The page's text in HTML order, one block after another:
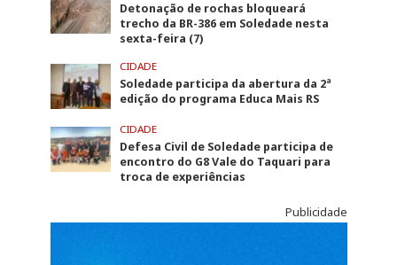
Detonação de rochas bloqueará
trecho da BR-386 em Soledade nesta
sexta-feira (7)
CIDADE
Soledade participa da abertura da 2ª
edição do programa Educa Mais RS
CIDADE
Defesa Civil de Soledade participa de
encontro do G8 Vale do Taquari para
troca de experiências
Publicidade